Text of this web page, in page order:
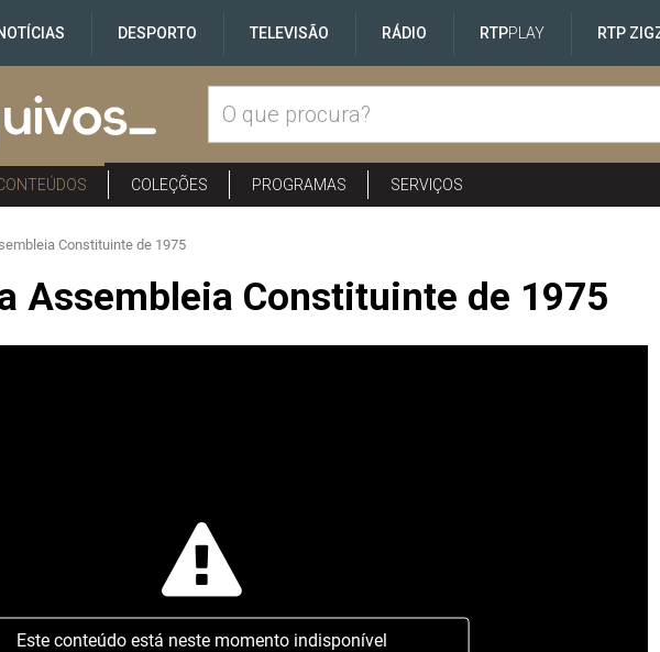
DESPORTO TELEVISÃO RÁDIO RTPPLAY RTP
COLEÇÕES PROGRAMAS SERVIÇOS
Constituinte de 1975
Assembleia Constituinte de 1975
Este conteúdo está neste momento indisponível